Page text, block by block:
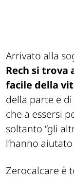
Arrivato alla
Rech si trova
facile della
della parte e
che a essersi
soltanto “gli
l’hanno
Zerocalcare è